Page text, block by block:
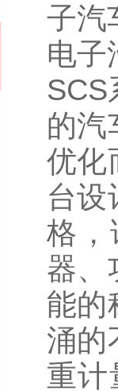
子汽
电子
SCS
的汽
优化
台设
格，
器、
能的
涌的
重计